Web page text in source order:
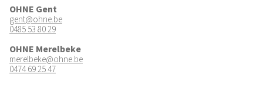
OHNE Gent
gent@ohne.be
0485 53 80 29
OHNE Merelbeke
merelbeke@ohne.be
0474 69 25 47